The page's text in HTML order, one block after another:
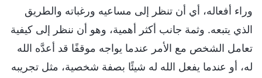
وراء أفعاله، أي أن تنظر إلى مساعيه ورغباته والطريق
الذي يتبعه. وثمة جانب أكثر أهمية، وهو أن ننظر إلى كيفية
تعامل الشخص مع الأمر عندما يواجه موقفًا قد أعدَّه الله
له، أو عندما يفعل الله له شيئًا بصفة شخصية، مثل تجريبه